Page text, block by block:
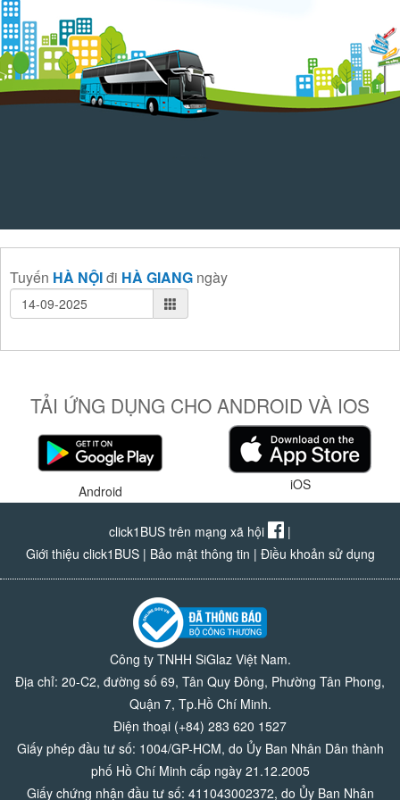
Tuyến HÀ NỘIđi HÀ GIANG ngày
TẢI ỨNG DỤNG CHO ANDROID VÀ IOS
Android iOS
click1BUS trên mạng xã hội
|
Giới thiệu click1BUS| Bảo mật thông tin | Điều khoản sử dụng
Công ty TNHH SiGlaz Việt Nam.
Địa chỉ: 20-C2, đường số 69, Tân Quy Đông, Phường Tân Phong,
Quận 7, Tp.Hồ Chí Minh.
Điện thoại (+84) 283 620 1527
Giấy phép đầu tư số: 1004/GP-HCM, do Ủy Ban Nhân Dân thành
phố Hồ Chí Minh cấp ngày 21.12.2005
Giấy chứng nhận đầu tư số: 411043002372, do Ủy Ban Nhân